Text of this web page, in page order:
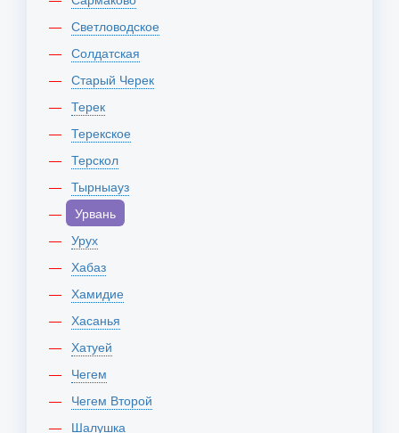
Светловодское
Солдатская
Старый Черек
Терек
Терекское
Терскол
Тырныауз
Урвань
Урух
Хабаз
Хамидие
Хасанья
Хатуей
Чегем
Чегем Второй
Шалушка